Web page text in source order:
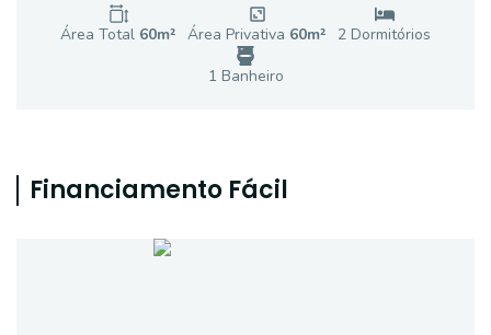
Área Total 60m² Área Privativa 60m² 2 Dormitórios
1 Banheiro
Financiamento Fácil